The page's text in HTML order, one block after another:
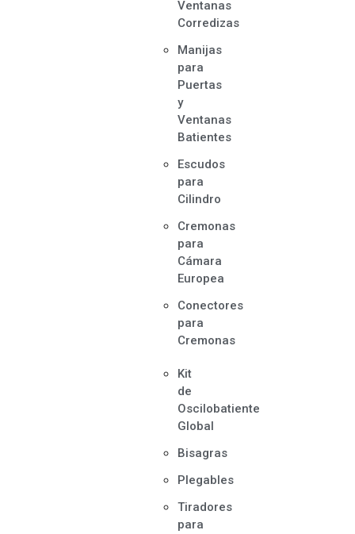
Ventanas
Corredizas
Manijas
para
Puertas
y
Ventanas
Batientes
Escudos
para
Cilindro
Cremonas
para
Cámara
Europea
Conectores
para
Cremonas
Kit
de
Oscilobatiente
Global
Bisagras
Plegables
Tiradores
para